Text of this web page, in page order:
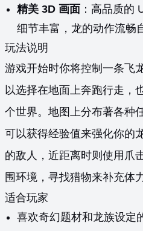
精美 3D 画面 ：高品质的
细节丰富，龙的动作流畅
玩法说明
游戏开始时你将控制一条飞
以选择在地面上奔跑行走，
个世界。地图上分布著各种
可以获得经验值来强化你的
的敌人，近距离时则使用爪
围环境，寻找猎物来补充体力
适合玩家
喜欢奇幻题材和龙族设定